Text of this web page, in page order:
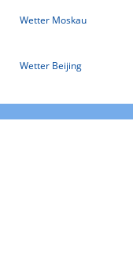
Wetter Moskau
Wetter Beijing